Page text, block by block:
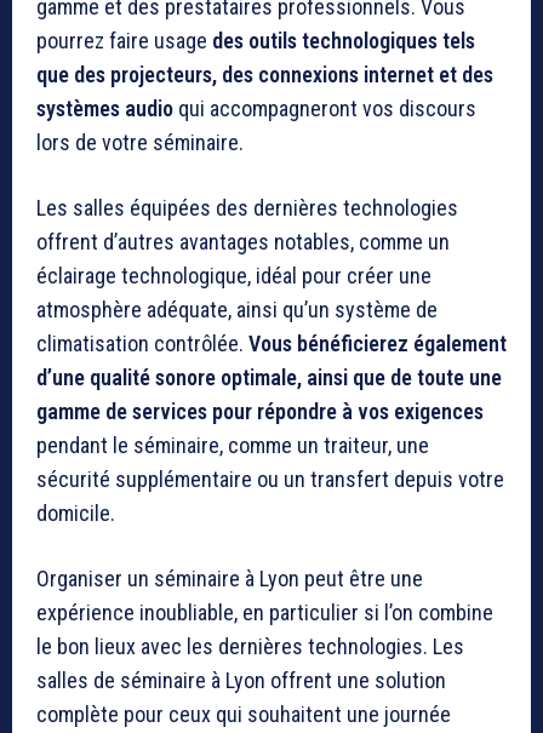
gamme et des prestataires professionnels. Vous
pourrez faire usage des outils technologiques tels
que des projecteurs, des connexions internet et des
systèmes audio qui accompagneront vos discours
lors de votre séminaire.
Les salles équipées des dernières technologies
offrent d’autres avantages notables, comme un
éclairage technologique, idéal pour créer une
atmosphère adéquate, ainsi qu’un système de
climatisation contrôlée. Vous bénéficierez également
d’une qualité sonore optimale, ainsi que de toute une
gamme de services pour répondre à vos exigences
pendant le séminaire, comme un traiteur, une
sécurité supplémentaire ou un transfert depuis votre
domicile.
Organiser un séminaire à Lyon peut être une
expérience inoubliable, en particulier si l’on combine
le bon lieux avec les dernières technologies. Les
salles de séminaire à Lyon offrent une solution
complète pour ceux qui souhaitent une journée